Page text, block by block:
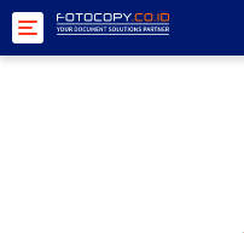
Toggle
navigation